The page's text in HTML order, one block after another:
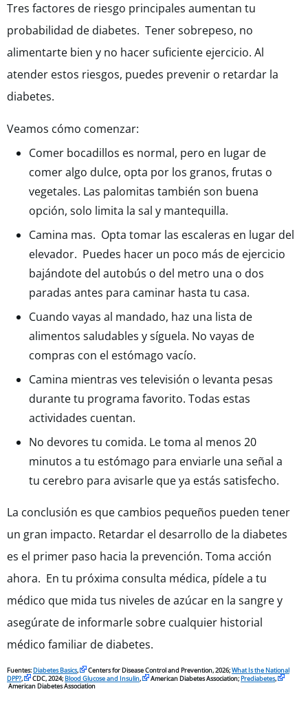
Tres factores de riesgo principales aumentan tu
probabilidad de diabetes. Tener sobrepeso, no
alimentarte bien y no hacer suficiente ejercicio. Al
atender estos riesgos, puedes prevenir o retardar la
diabetes.
Veamos cómo comenzar:
Comer bocadillos es normal, pero en lugar de
comer algo dulce, opta por los granos, frutas o
vegetales. Las palomitas también son buena
opción, solo limita la sal y mantequilla.
Camina mas. Opta tomar las escaleras en lugar del
elevador. Puedes hacer un poco más de ejercicio
bajándote del autobús o del metro una o dos
paradas antes para caminar hasta tu casa.
Cuando vayas al mandado, haz una lista de
alimentos saludables y síguela. No vayas de
compras con el estómago vacío.
Camina mientras ves televisión o levanta pesas
durante tu programa favorito. Todas estas
actividades cuentan.
No devores tu comida. Le toma al menos 20
minutos a tu estómago para enviarle una señal a
tu cerebro para avisarle que ya estás satisfecho.
La conclusión es que cambios pequeños pueden tener
un gran impacto. Retardar el desarrollo de la diabetes
es el primer paso hacia la prevención. Toma acción
ahora. En tu próxima consulta médica, pídele a tu
médico que mida tus niveles de azúcar en la sangre y
asegúrate de informarle sobre cualquier historial
médico familiar de diabetes.
Fuentes: Diabetes Basics, Centers for Disease Control and Prevention, 2026;What Is the National
DPP?, CDC, 2024; Blood Glucose and Insulin, American Diabetes Association; Prediabetes,
American Diabetes Association